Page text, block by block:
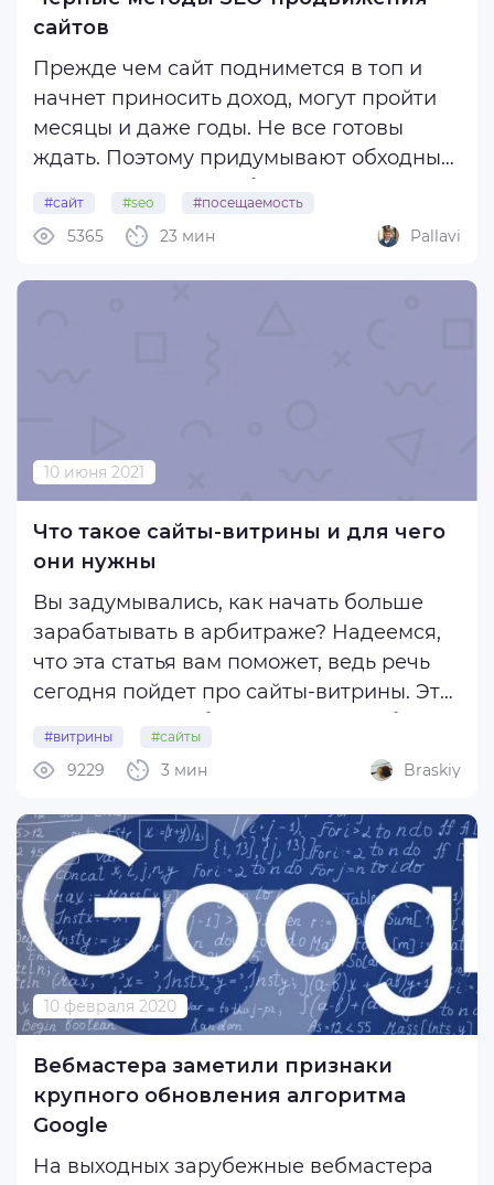
Интересности
Вертикали
Трафик
Маркетинг
Таргетинговая реклама
Клоакинг
Реклама в TikTok
Нутра
Креативы
ЦА и таргетинг
Нативная реклама
Лиды и конверсия
Инвестиции
Подкасты
Конференции
УБТ
Креативы
сайтов
Прежде чем сайт поднимется в топ и
начнет приносить доход, могут пройти
месяцы и даже годы. Не все готовы
ждать. Поэтому придумывают обходные
алгоритмы поисковиков, заставить их
проранжировать веб-ресурс за пару
недель.
#сайт #seo #посещаемость
23 мин
5365 Pallavi
10 июня 2021
Что такое сайты-витрины и для чего
они нужны
Вы задумывались, как начать больше
зарабатывать в арбитраже? Надеемся,
что эта статья вам поможет, ведь речь
сегодня пойдет про сайты-витрины. Это
Но обо всём по порядку.
Витрина - это сайт, где собран каталог
товаров. Например, товары для детей,
товары ...
#витрины #сайты
3 мин
9229 Braskiy
10 февраля 2020
Вебмастера заметили признаки
крупного обновления алгоритма
Google
На выходных зарубежные вебмастера